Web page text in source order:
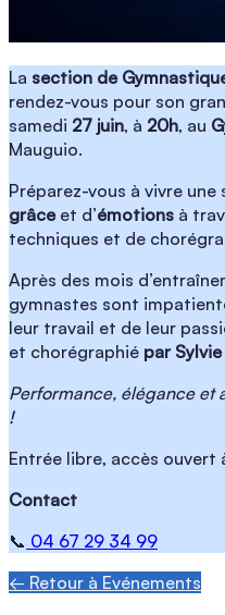
La section de
rendez-vous pour son
samedi 27 juin, à 20h, au
Mauguio.
Préparez-vous à vivre une
grâceet d’émotions à
techniques et de
Après des mois
gymnastes sont
leur travail et de leur
et chorégraphié par
Performance, élégance et
!
Entrée libre, accès ouvert
Contact
📞 04 67 29 34 99
← Retour à Evénements